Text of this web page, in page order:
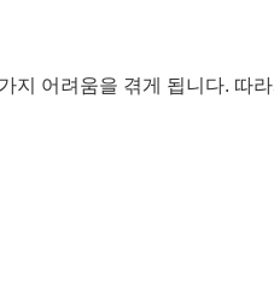
지 어려움을 겪게 됩니다. 따